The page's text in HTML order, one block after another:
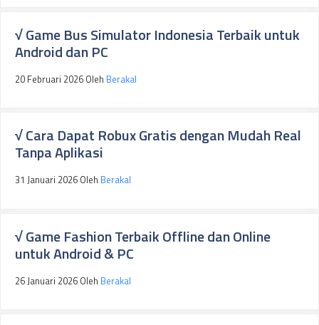
√ Game Bus Simulator Indonesia Terbaik untuk
Android dan PC
20 Februari 2026 Oleh Berakal
√ Cara Dapat Robux Gratis dengan Mudah Real
Tanpa Aplikasi
31 Januari 2026 Oleh Berakal
√ Game Fashion Terbaik Offline dan Online
untuk Android & PC
26 Januari 2026 Oleh Berakal